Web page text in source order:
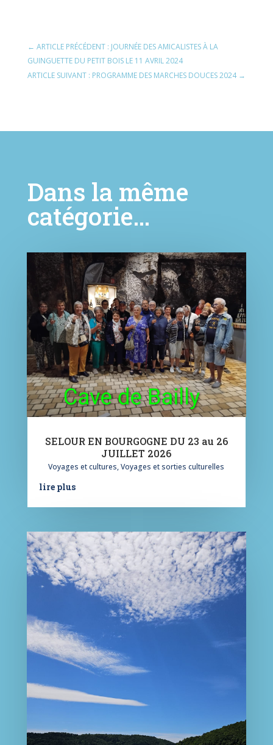
← ARTICLE PRÉCÉDENT : JOURNÉE DES AMICALISTES À LA
GUINGUETTE DU PETIT BOIS LE 11 AVRIL 2024
ARTICLE SUIVANT : PROGRAMME DES MARCHES DOUCES 2024→
Dans la même
catégorie…
SELOUR EN BOURGOGNE DU 23 au 26
JUILLET 2026
Voyages et cultures,Voyages et sorties culturelles
lire plus